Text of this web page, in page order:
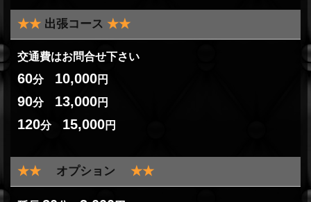
★★ 出張コース ★★
交通費はお問合せ下さい
60分 10,000円
90分 13,000円
120分 15,000円
★★ オプション ★★